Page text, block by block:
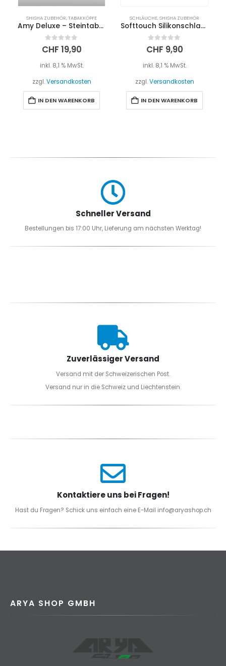
SHISHA ZUBEHÖR,TABAKKÖPFE
Amy Deluxe – Steintabaktopf mit Sieb
0 out of 5
CHF 19,90
inkl. 8,1 % MwSt.
zzgl.Versandkosten
IN DEN WARENKORB
SCHLÄUCHE,SHISHA ZUBEHÖR
Softtouch Silikonschlauch – Gelb
0 out of 5
CHF 9,90
inkl. 8,1 % MwSt.
zzgl.Versandkosten
IN DEN WARENKORB
Schneller Versand
Bestellungen bis 17:00 Uhr, Lieferung am nächsten Werktag!
Zuverlässiger Versand
Versand mit der Schweizerischen Post.
Versand nur in die Schweiz und Liechtenstein.
Kontaktiere uns bei Fragen!
Hast du Fragen? Schick uns einfach eine E-Mail info@aryashop.ch
ARYA SHOP GMBH